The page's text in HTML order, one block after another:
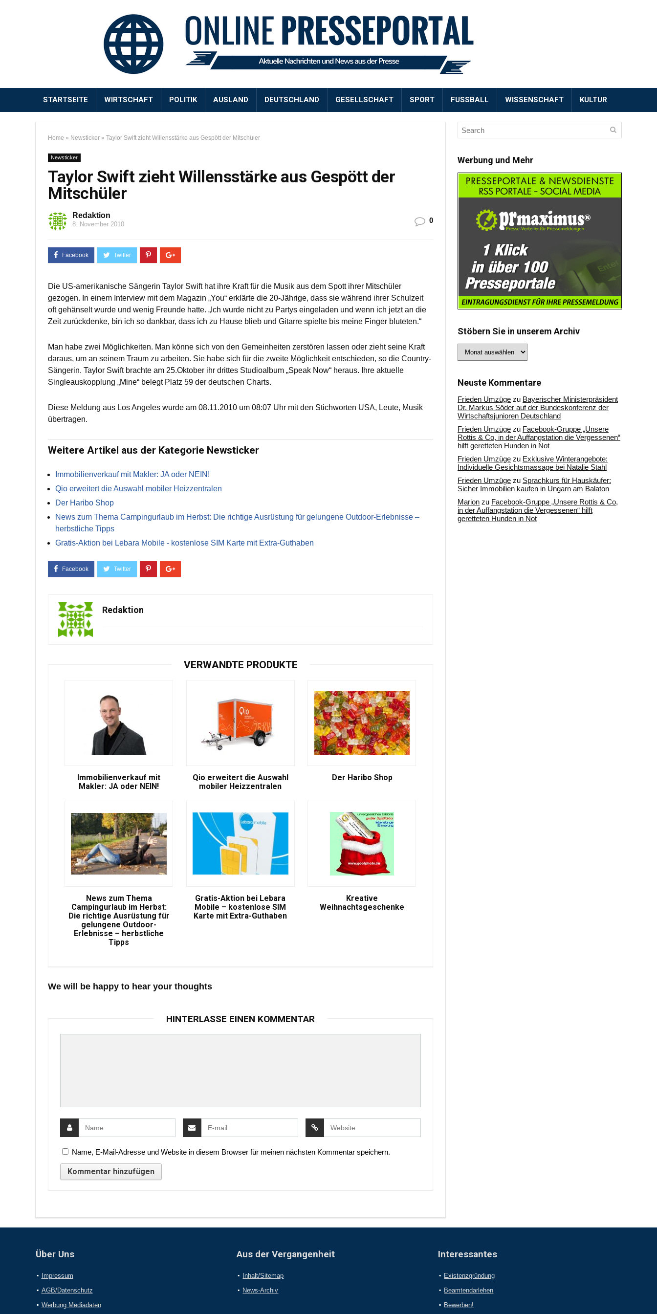
STARTSEITE WIRTSCHAFT POLITIK AUSLAND DEUTSCHLAND GESELLSCHAFT SPORT FUSSBALL WISSENSCHAFT KULTUR
Home » Newsticker » Taylor Swift zieht Willensstärke aus Gespött der Mitschüler
Newsticker
Taylor Swift zieht Willensstärke aus Gespött der
Mitschüler
Redaktion
8. November 2010 0
Die US-amerikanische Sängerin Taylor Swift hat ihre Kraft für die Musik aus dem Spott ihrer Mitschüler
gezogen. In einem Interview mit dem Magazin „You“ erklärte die 20-Jährige, dass sie während ihrer Schulzeit
oft gehänselt wurde und wenig Freunde hatte. „Ich wurde nicht zu Partys eingeladen und wenn ich jetzt an die
Zeit zurückdenke, bin ich so dankbar, dass ich zu Hause blieb und Gitarre spielte bis meine Finger bluteten.“
Man habe zwei Möglichkeiten. Man könne sich von den Gemeinheiten zerstören lassen oder zieht seine Kraft
daraus, um an seinem Traum zu arbeiten. Sie habe sich für die zweite Möglichkeit entschieden, so die Country-
Sängerin. Taylor Swift brachte am 25.Oktober ihr drittes Studioalbum „Speak Now“ heraus. Ihre aktuelle
Singleauskopplung „Mine“ belegt Platz 59 der deutschen Charts.
Diese Meldung aus Los Angeles wurde am 08.11.2010 um 08:07 Uhr mit den Stichworten USA, Leute, Musik
übertragen.
Weitere Artikel aus der Kategorie Newsticker
Immobilienverkauf mit Makler: JA oder NEIN!
Qio erweitert die Auswahl mobiler Heizzentralen
Der Haribo Shop
News zum Thema Campingurlaub im Herbst: Die richtige Ausrüstung für gelungene Outdoor-Erlebnisse –
herbstliche Tipps
Gratis-Aktion bei Lebara Mobile - kostenlose SIM Karte mit Extra-Guthaben
Redaktion
VERWANDTE PRODUKTE
Immobilienverkauf mit
Makler: JA oder NEIN!
Qio erweitert die Auswahl
mobiler Heizzentralen
Der Haribo Shop
News zum Thema
Campingurlaub im Herbst:
Die richtige Ausrüstung für
gelungene Outdoor-
Erlebnisse – herbstliche
Tipps
Gratis-Aktion bei Lebara
Mobile – kostenlose SIM
Karte mit Extra-Guthaben
Kreative
Weihnachtsgeschenke
We will be happy to hear your thoughts
HINTERLASSE EINEN KOMMENTAR
Name, E-Mail-Adresse und Website in diesem Browser für meinen nächsten Kommentar speichern.
Werbung und Mehr
Stöbern Sie in unserem Archiv
Sie
Archiv
Neuste Kommentare
Frieden Umzüge zu Bayerischer Ministerpräsident
Dr. Markus Söder auf der Bundeskonferenz der
Wirtschaftsjunioren Deutschland
Frieden Umzüge zu Facebook-Gruppe „Unsere
Rottis & Co, in der Auffangstation die Vergessenen“
hilft geretteten Hunden in Not
Frieden Umzüge zu Exklusive Winterangebote:
Individuelle Gesichtsmassage bei Natalie Stahl
Frieden Umzüge zu Sprachkurs für Hauskäufer:
Sicher Immobilien kaufen in Ungarn am Balaton
Marion zu Facebook-Gruppe „Unsere Rottis & Co,
in der Auffangstation die Vergessenen“ hilft
geretteten Hunden in Not
Über Uns
Impressum
AGB/Datenschutz
Werbung Mediadaten
Aus der Vergangenheit
Inhalt/Sitemap
News-Archiv
Interessantes
Existenzgründung
Beamtendarlehen
Bewerben!